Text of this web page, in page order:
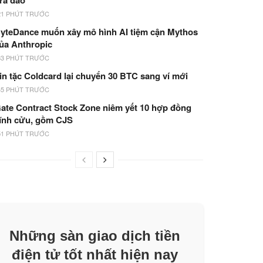
PHÚT TRƯỚC
muốn xây mô hình AI tiệm cận Mythos
Anthropic
PHÚT TRƯỚC
tặc Coldcard lại chuyển 30 BTC sang ví mới
PHÚT TRƯỚC
Contract Stock Zone niêm yết 10 hợp đồng
cửu, gồm CJS
PHÚT TRƯỚC
Những sàn giao dịch tiền
điện tử tốt nhất hiện nay